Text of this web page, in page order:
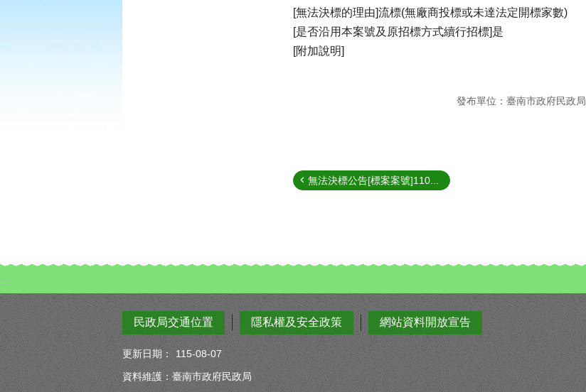
[無法決標的理由]流標(無廠商投標或未達法定開標家數)
[是否沿用本案號及原招標方式續行招標]是
[附加說明]
發布單位：臺南市政府民政局
無法決標公告[標案案號]110...
:::
民政局交通位置 隱私權及安全政策 網站資料開放宣告
更新日期：
115-08-07
資料維護：臺南市政府民政局